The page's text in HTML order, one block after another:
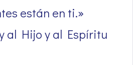
están en ti.»
al Hijo y al Espíritu